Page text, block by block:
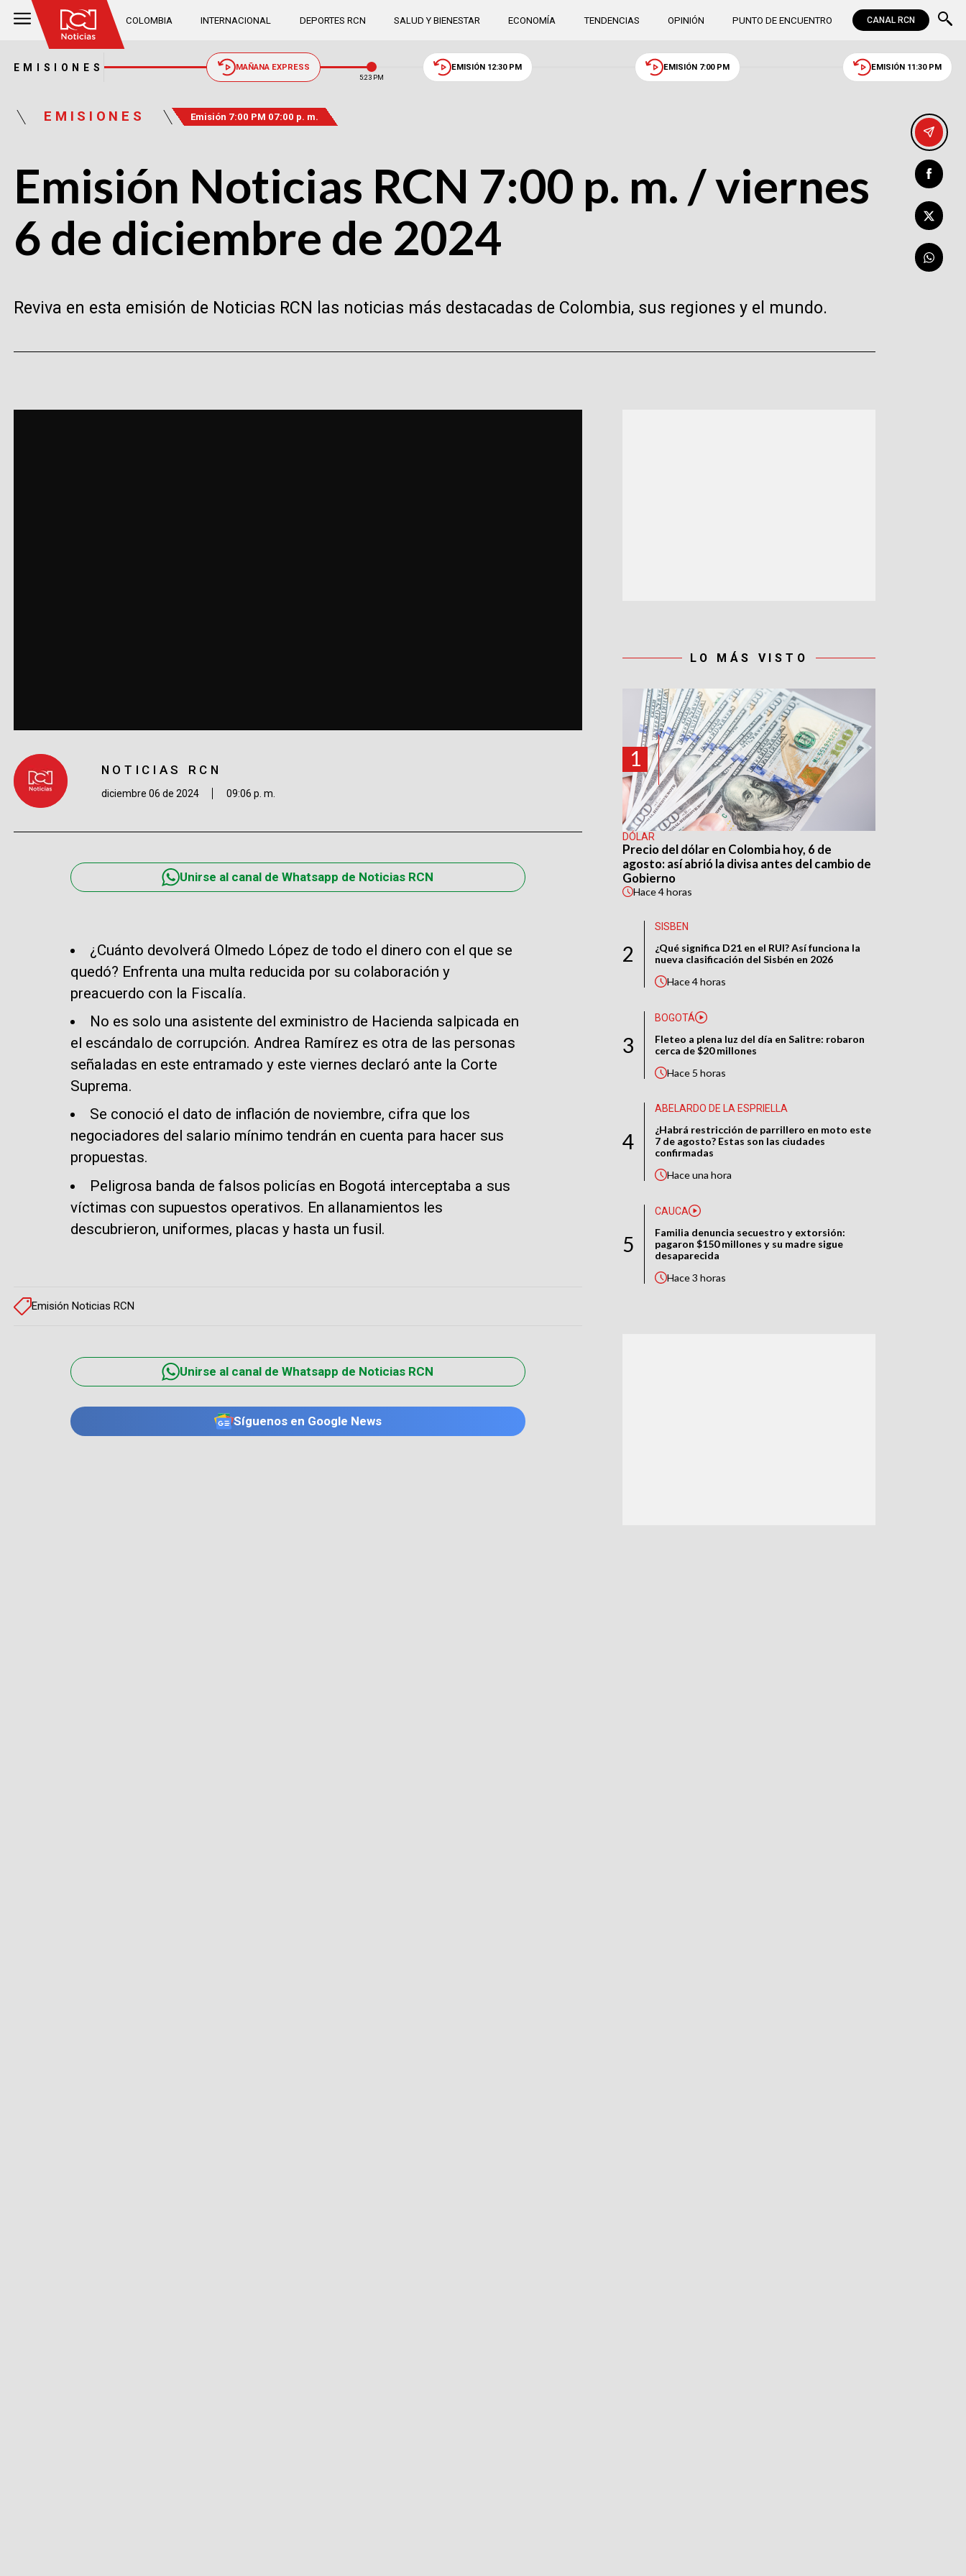
COLOMBIA INTERNACIONAL DEPORTES RCN SALUD Y BIENESTAR ECONOMÍA TENDENCIAS OPINIÓN PUNTO DE ENCUENTRO CANAL RCN
EMISIONES MAÑANA EXPRESS
5:23 PM
EMISIÓN 12:30 PM EMISIÓN 7:00 PM EMISIÓN 11:30 PM
EMISIONES Emisión 7:00 PM 07:00 p. m.
Emisión Noticias RCN 7:00 p. m. / viernes
6 de diciembre de 2024
Reviva en esta emisión de Noticias RCN las noticias más destacadas de Colombia, sus regiones y el mundo.
NOTICIAS RCN
diciembre 06 de 2024 09:06 p. m.
Unirse al canal de Whatsapp de Noticias RCN
¿Cuánto devolverá Olmedo López de todo el dinero con el que se
quedó? Enfrenta una multa reducida por su colaboración y
preacuerdo con la Fiscalía.
No es solo una asistente del exministro de Hacienda salpicada en
el escándalo de corrupción. Andrea Ramírez es otra de las personas
señaladas en este entramado y este viernes declaró ante la Corte
Suprema.
Se conoció el dato de inflación de noviembre, cifra que los
negociadores del salario mínimo tendrán en cuenta para hacer sus
propuestas.
Peligrosa banda de falsos policías en Bogotá interceptaba a sus
víctimas con supuestos operativos. En allanamientos les
descubrieron, uniformes, placas y hasta un fusil.
Emisión Noticias RCN
Unirse al canal de Whatsapp de Noticias RCN
Síguenos en Google News
LO MÁS VISTO
1
DÓLAR
Precio del dólar en Colombia hoy, 6 de
agosto: así abrió la divisa antes del cambio de
Gobierno
Hace4 horas
2
SISBEN
¿Qué significa D21 en el RUI? Así funciona la
nueva clasificación del Sisbén en 2026
Hace4 horas
3
BOGOTÁ
Fleteo a plena luz del día en Salitre: robaron
cerca de $20 millones
Hace 5 horas
4
ABELARDO DE LA ESPRIELLA
¿Habrá restricción de parrillero en moto este
7 de agosto? Estas son las ciudades
confirmadas
Haceuna hora
5
CAUCA
Familia denuncia secuestro y extorsión:
pagaron $150 millones y su madre sigue
desaparecida
Hace3 horas